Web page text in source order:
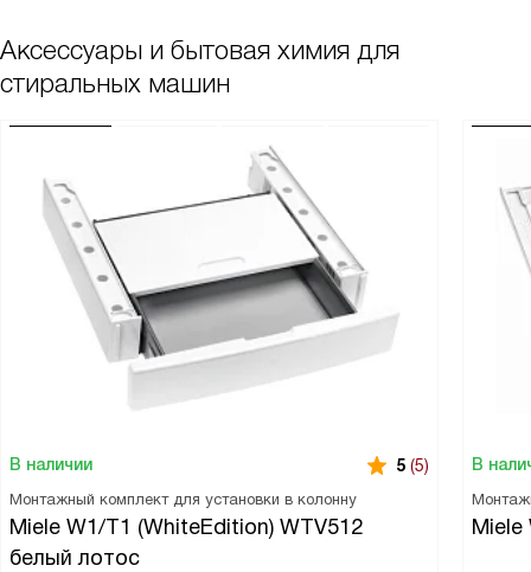
Аксессуары и бытовая химия для
стиральных машин
В наличии 5 (5)
Монтажный комплект для установки в колонну
Miele W1/T1 (WhiteEdition) WTV512
белый лотос
В
Miele